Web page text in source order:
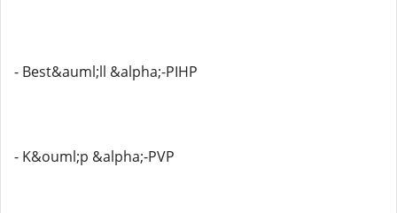
- Best&auml;ll &alpha;-PIHP
- K&ouml;p &alpha;-PVP